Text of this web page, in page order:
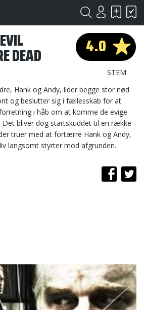
4.0
STEM
DEAD
Hank og Andy, lider begge stor nød
og beslutter sig i fællesskab for at
i håb om at komme de evige
Det bliver dog startskuddet til en række
truer med at fortærre Hank og Andy,
langsomt styrter mod afgrunden.